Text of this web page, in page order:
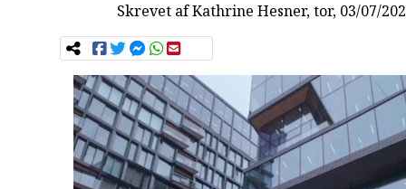
Skrevet afKathrine Hesner, tor, 03/07/